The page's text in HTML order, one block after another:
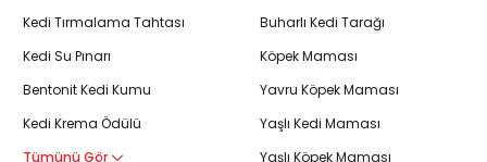
Kedi Tırmalama Tahtası
Kedi Su Pınarı
Bentonit Kedi Kumu
Kedi Krema Ödülü
Tümünü Gör
Buharlı Kedi Tarağı
Köpek Maması
Yavru Köpek Maması
Yaşlı Kedi Maması
Yaşlı Köpek Maması